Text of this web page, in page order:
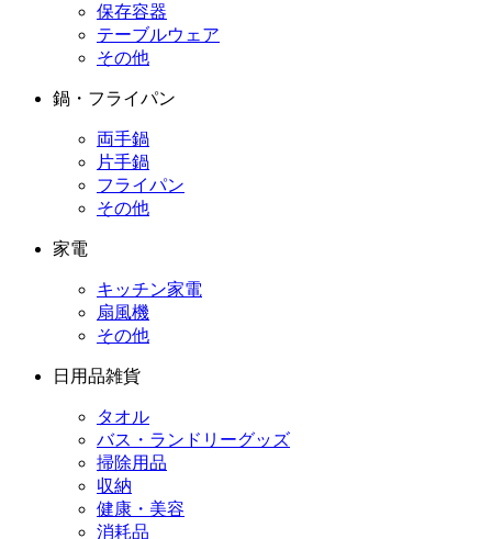
保存容器
テーブルウェア
その他
鍋・フライパン
両手鍋
片手鍋
フライパン
その他
家電
キッチン家電
扇風機
その他
日用品雑貨
タオル
バス・ランドリーグッズ
掃除用品
収納
健康・美容
消耗品